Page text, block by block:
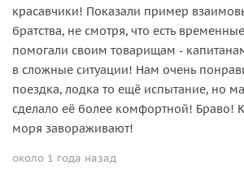
красавчики! Показали пример
братства, не смотря, что есть
помогали своим товарищам -
в сложные ситуации! Нам очень
поездка, лодка то ещё испытание, но
сделало её более комфортной! Браво!
моря завораживают!
около 1 года назад